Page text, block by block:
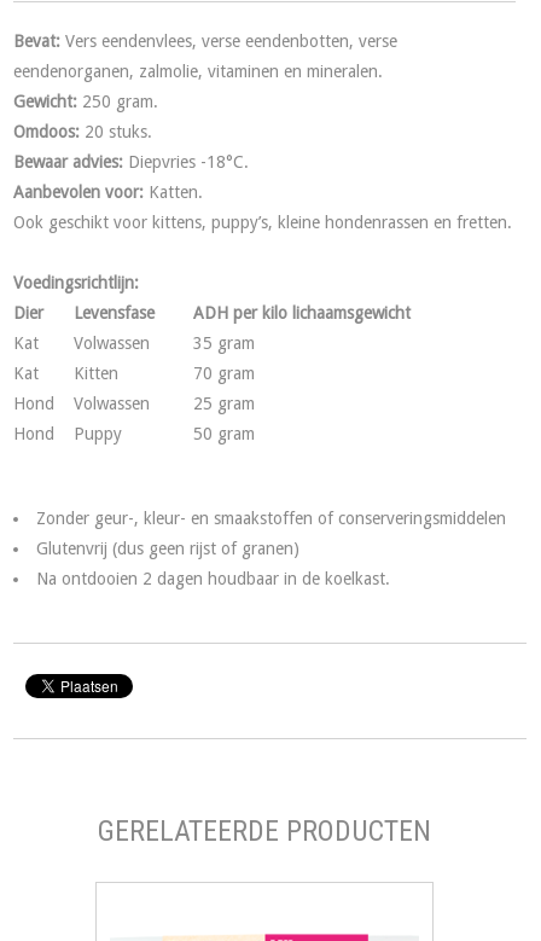
Bevat: Vers eendenvlees, verse eendenbotten, verse
eendenorganen, zalmolie, vitaminen en mineralen.
Gewicht: 250 gram.
Omdoos: 20 stuks.
Bewaar advies: Diepvries -18°C.
Aanbevolen voor: Katten.
Ook geschikt voor kittens, puppy’s, kleine hondenrassen en fretten.
Voedingsrichtlijn:
Dier
Levensfase
ADH per kilo lichaamsgewicht
Kat
Volwassen
35 gram
Kat
Kitten
70 gram
Hond
Volwassen
25 gram
Hond
Puppy 50 gram
Zonder geur-, kleur- en smaakstoffen of conserveringsmiddelen
Glutenvrij (dus geen rijst of granen)
Na ontdooien 2 dagen houdbaar in de koelkast.
GERELATEERDE PRODUCTEN